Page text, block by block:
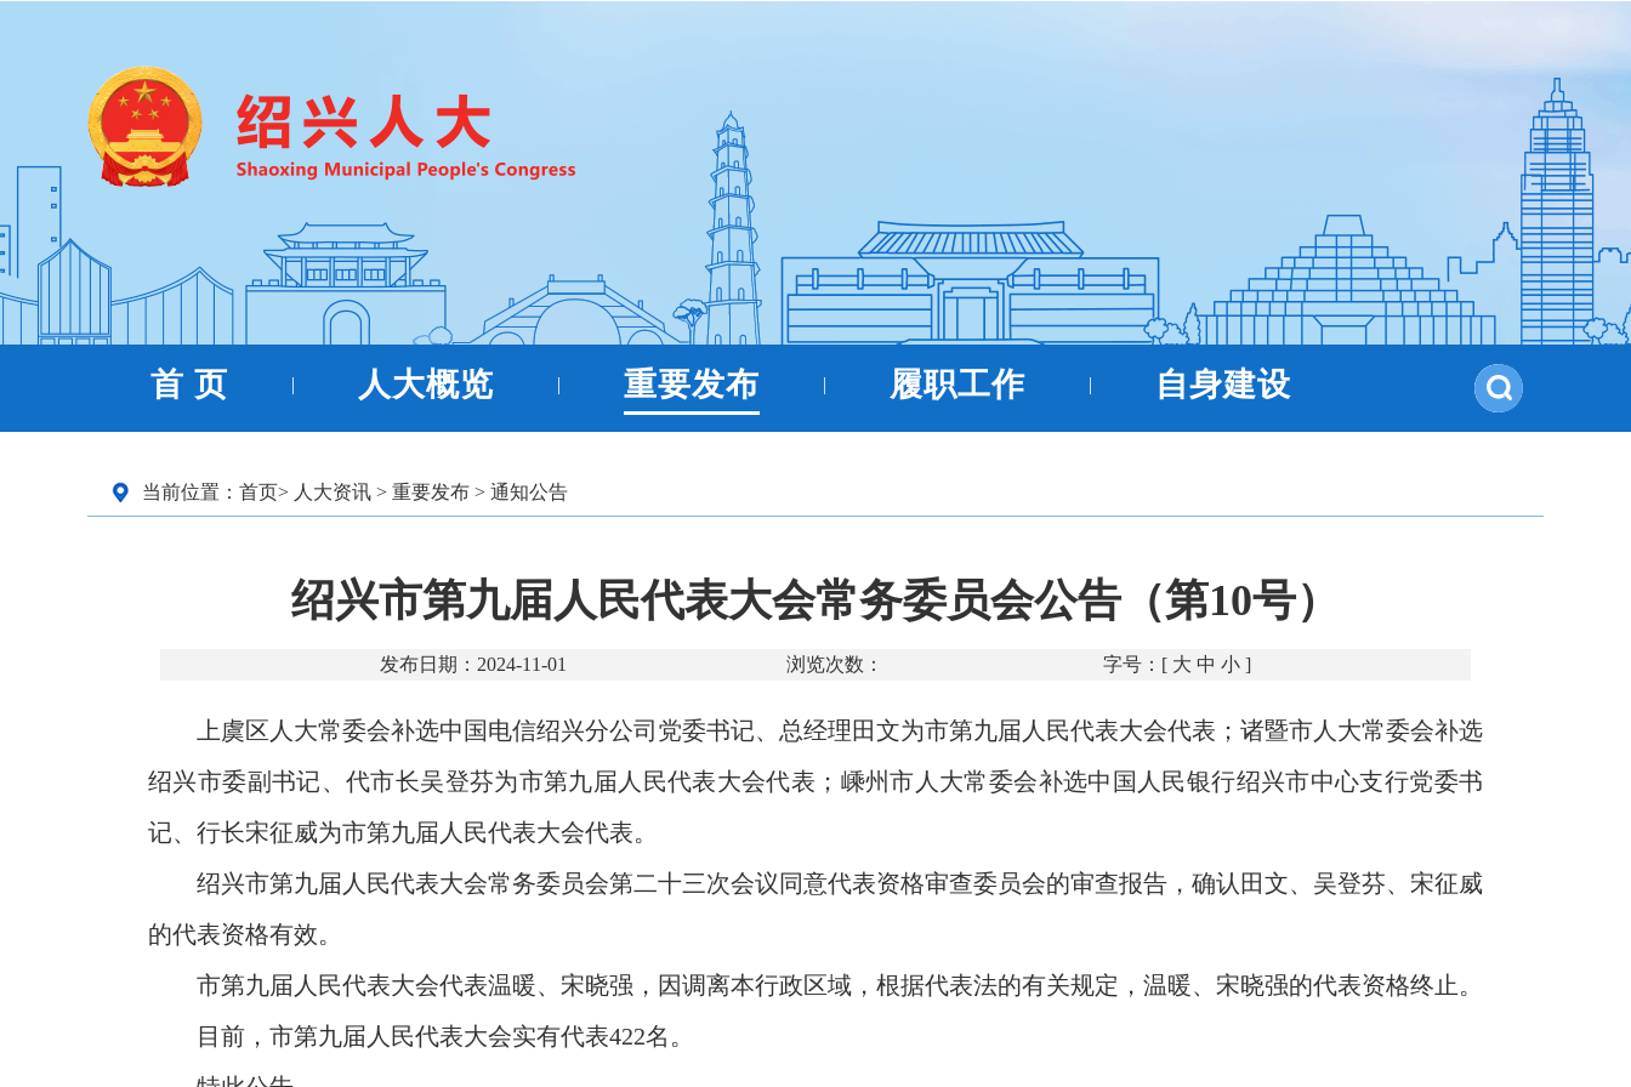
首 页 | 人大概览 | 重要发布 | 履职工作 | 自身建设
当前位置： 首页> 人大资讯 > 重要发布 > 通知公告
绍兴市第九届人民代表大会常务委员会公告（第10号）
发布日期：2024-11-01 浏览次数： 字号：[ 大 中 小 ]
上虞区人大常委会补选中国电信绍兴分公司党委书记、总经理田文为市第九届人民代表大会代表；诸暨市人大常委会补选
绍兴市委副书记、代市长吴登芬为市第九届人民代表大会代表；嵊州市人大常委会补选中国人民银行绍兴市中心支行党委书
记、行长宋征威为市第九届人民代表大会代表。
绍兴市第九届人民代表大会常务委员会第二十三次会议同意代表资格审查委员会的审查报告，确认田文、吴登芬、宋征威
的代表资格有效。
市第九届人民代表大会代表温暖、宋晓强，因调离本行政区域，根据代表法的有关规定，温暖、宋晓强的代表资格终止。
目前，市第九届人民代表大会实有代表422名。